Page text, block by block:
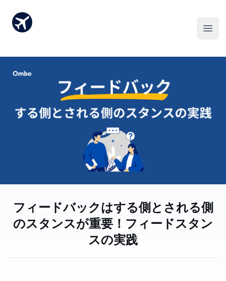
フィードバックはする側とされる側
のスタンスが重要！ “フィードスタン
ス”の実践